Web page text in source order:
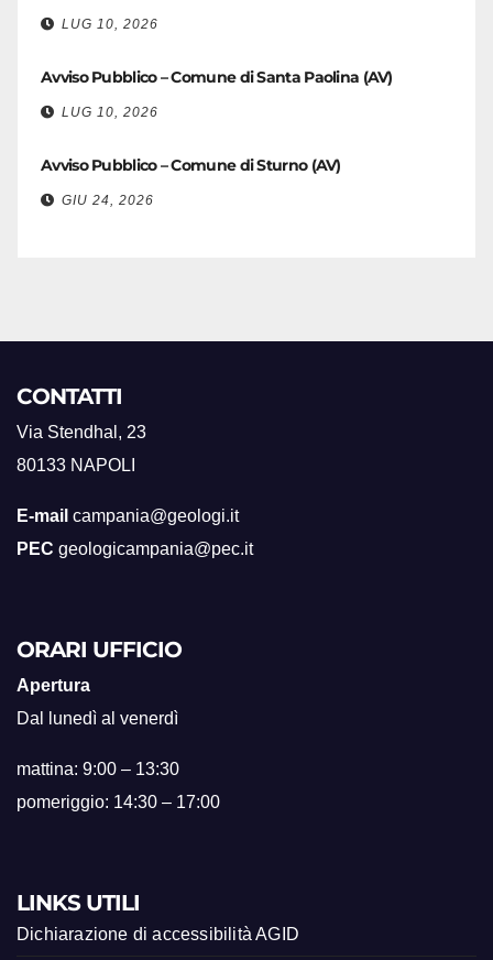
LUG 10, 2026
Avviso Pubblico – Comune di Santa Paolina (AV)
LUG 10, 2026
Avviso Pubblico – Comune di Sturno (AV)
GIU 24, 2026
CONTATTI
Via Stendhal, 23
80133 NAPOLI
E-mail campania@geologi.it
PEC geologicampania@pec.it
ORARI UFFICIO
Apertura
Dal lunedì al venerdì
mattina: 9:00 – 13:30
pomeriggio: 14:30 – 17:00
LINKS UTILI
Dichiarazione di accessibilità AGID